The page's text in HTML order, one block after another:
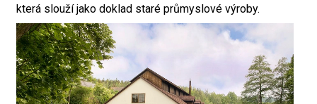
která slouží jako doklad staré průmyslové výroby.